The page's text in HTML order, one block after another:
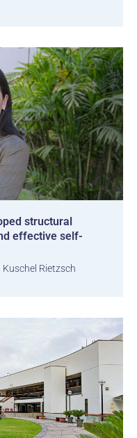
structural
effective self-
Rietzsch